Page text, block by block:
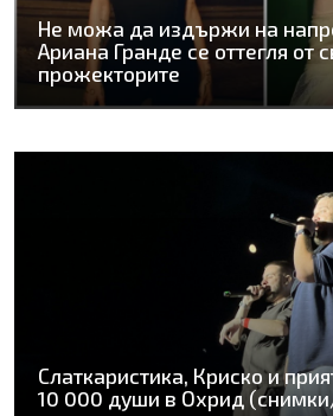
Не можа да издържи на
Ариана Гранде се оттегля от
прожекторите
Слаткаристика, Криско и
10 000 души в Охрид